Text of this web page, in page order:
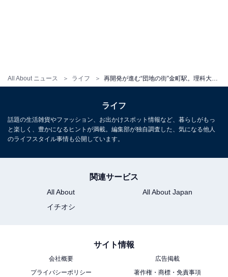
All About ニュース ライフ
駅西側には、買い物スポット「
MARK IS 葛飾かな
が新登場
ライフ
話題の生活雑貨やファッション、お出かけスポット情報など、暮らしがもっ
と楽しく、豊かになるヒントが満載。編集部が独自調査した、気になる他人
のライフスタイル事情も公開しています。
関連サービス
All About
All About Japan
イチオシ
サイト情報
会社概要
広告掲載
プライバシーポリシー
著作権・商標・免責事項